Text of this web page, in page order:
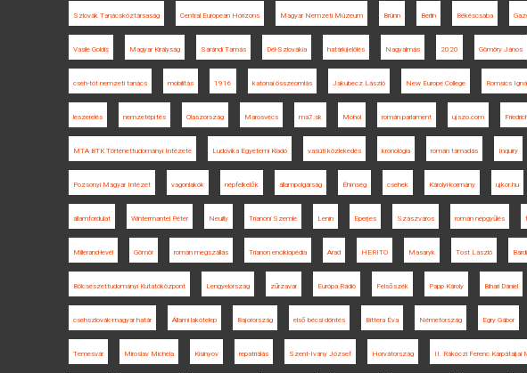
Szlovák Tanácsköztársaság Central European Horizons Magyar Nemzeti Múzeum Brünn Berlin Békéscsaba
Vasile Goldiș Magyar Királyság Sárándi Tamás Dél-Szlovákia határkijelölés Nagyalmás 2020 Gömöry János
cseh-tót nemzeti tanács mobilitás 1916 katonai összeomlás Jakubecz László New Europe College Romsics
leszerelés nemzetépítés Olaszország Marosvécs ma7.sk Mohol román parlament ujszo.com
MTA BTK Történettudományi Intézete Ludovika Egyetemi Kiadó vasúti közlekedés kronológia román támadás Inquiry
Pozsonyi Magyar Intézet vagonlakók népfelkelők állampolgárság Éhínség csehek Károlyi-kormány ujkor.hu
államfordulat Wintermantel Péter Neuilly Trianoni Szemle Lenin Eperjes Szászváros román népgyűlés
Millerand-levél Gömör román megszállás Trianon enciklopédia Arad HERITO Masaryk Tost László
Bölcsészettudományi Kutatóközpont Lengyelország zűrzavar Európa Rádió Felsőszék Papp Károly Bihari Dániel
csehszlovák-magyar határ Állami lakótelep Bajorország első bécsi döntés Bittera Éva Németország Egry Gábor
Temesvár Miroslav Michela Kisinyov repatriálás Szent-Ivány József Horvátország II. Rákóczi Ferenc Kárpátaljai